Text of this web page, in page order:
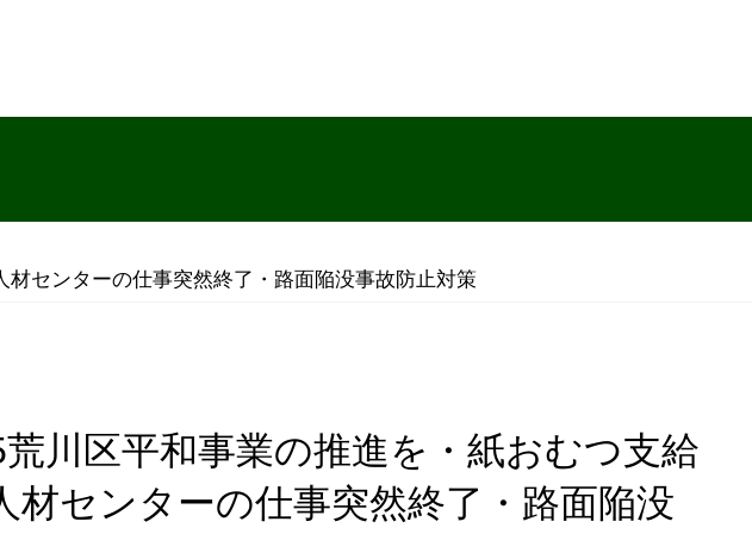
センターの仕事突然終了・路面陥没事故防止対策
材センターの仕事突然終了・路面陥没